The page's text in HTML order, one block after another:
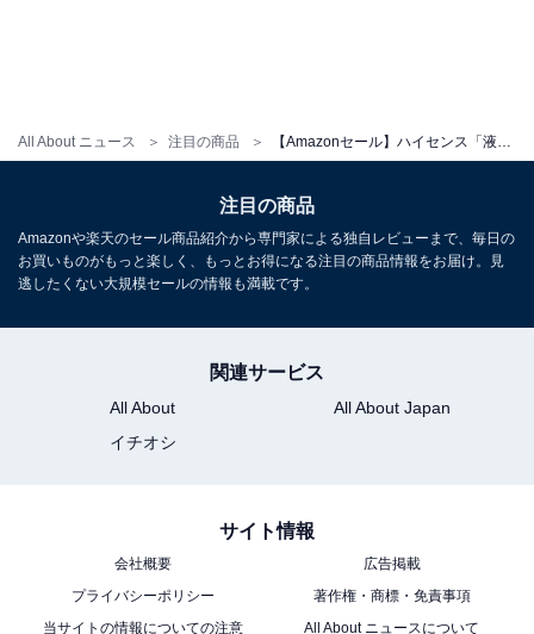
All About ニュース 注目の商品
【Amazon.co.jp限定】ハイセンス【3年保証】43V型
43E60N 4K スマート Wチューナー内蔵 ネット動画 液晶
テレビ HDMI2.1 低遅延ゲームモード Alexa AirPlay2
ハイセンス「55E60N」
注目の商品
Amazonや楽天のセール商品紹介から専門家による独自レビューまで、毎日の
お買いものがもっと楽しく、もっとお得になる注目の商品情報をお届け。見
逃したくない大規模セールの情報も満載です。
関連サービス
All About
All About Japan
イチオシ
サイト情報
会社概要
広告掲載
プライバシーポリシー
著作権・商標・免責事項
当サイトの情報についての注意
All About ニュースについて